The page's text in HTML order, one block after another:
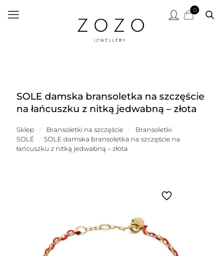
0
SOLE damska bransoletka na szczęście
na łańcuszku z nitką jedwabną – złota
Sklep / Bransoletki na szczęście /
Bransoletki
SOLÉ
/ SOLE damska bransoletka na szczęście na
łańcuszku z nitką jedwabną – złota